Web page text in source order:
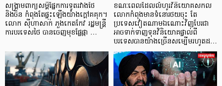
សង្គ្រាមពាក្យសម្តីផ្នែកការទូតរវាងថៃ
និងចិន កំពុងតែផ្ទុះឡើងយ៉ាងក្តៅគគុក។
លោក ស៊ីហាសាក់ ភួងកេតកែវ រដ្ឋមន្ត្រី
ការបរទេសថៃ បានចេញមុខផ្លែផ្កា …
ខណៈពេលដែលលំហូរវិនិយោគសកល
លោកកំពុងមានទំនោរថយចុះ តែ
ប្រទេសវៀតណាមឯណោះវិញបែរជា
អាចទាក់ទាញទុនវិនិយោគផ្ទាល់ពី
បរទេសបានយ៉ាងច្រើនសម្បើមរហូតដ…